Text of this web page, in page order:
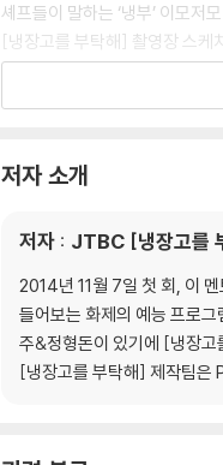
셰프들이 말하는 ‘냉부’ 이모저모
[냉장고를 부탁해] 촬영장 스케
[냉장고를 부탁해] 최고의 인기
: 셰프가 뽑은 최고의 메뉴 10 |
닭딸
봉선아 시집 가자미
곤봉 (곤약봉골레)
보굴보굴
안심하드라고
저자 소개
저자 : JTBC [냉장고를
2014년 11월 7일 첫 회, 이
들어보는 화제의 예능 프로
주&정형돈이 있기에 [냉장고
[냉장고를 부탁해] 제작팀은